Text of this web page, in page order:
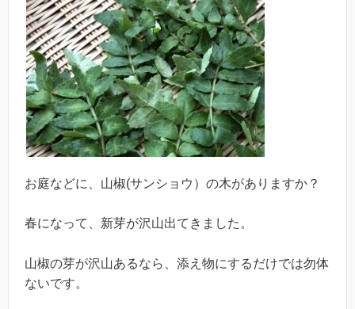
お庭などに、山椒(サンショウ）の木がありますか？
春になって、新芽が沢山出てきました。
山椒の芽が沢山あるなら、添え物にするだけでは勿体
ないです。